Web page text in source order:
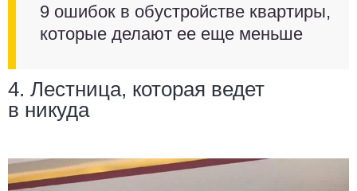
9 ошибок в обустройстве квартиры,
которые делают ее еще меньше
4. Лестница, которая ведет
в никуда